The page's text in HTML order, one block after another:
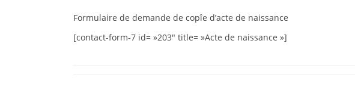
Formulaire de demande de copîe d’acte de naissance
[contact-form-7 id= »203″ title= »Acte de naissance »]